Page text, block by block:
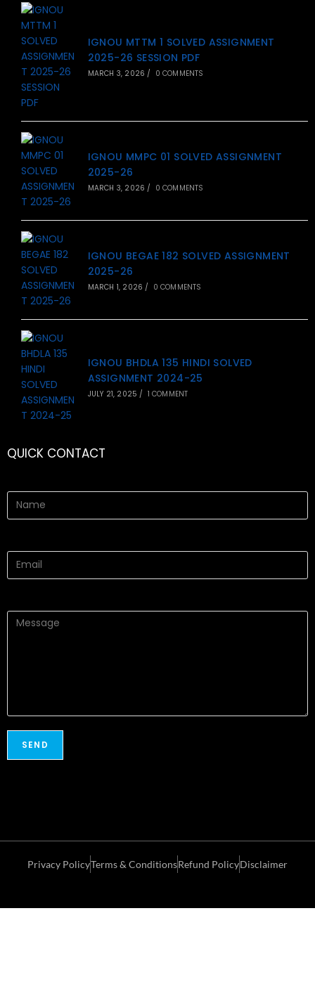
IGNOU MTTM 1 SOLVED ASSIGNMENT
2025-26 SESSION PDF
MARCH 3, 2026 / 0 COMMENTS
IGNOU MMPC 01 SOLVED ASSIGNMENT
2025-26
MARCH 3, 2026 / 0 COMMENTS
IGNOU BEGAE 182 SOLVED ASSIGNMENT
2025-26
MARCH 1, 2026 / 0 COMMENTS
IGNOU BHDLA 135 HINDI SOLVED
ASSIGNMENT 2024-25
JULY 21, 2025 / 1 COMMENT
QUICK CONTACT
Privacy PolicyTerms & ConditionsRefund PolicyDisclaimer